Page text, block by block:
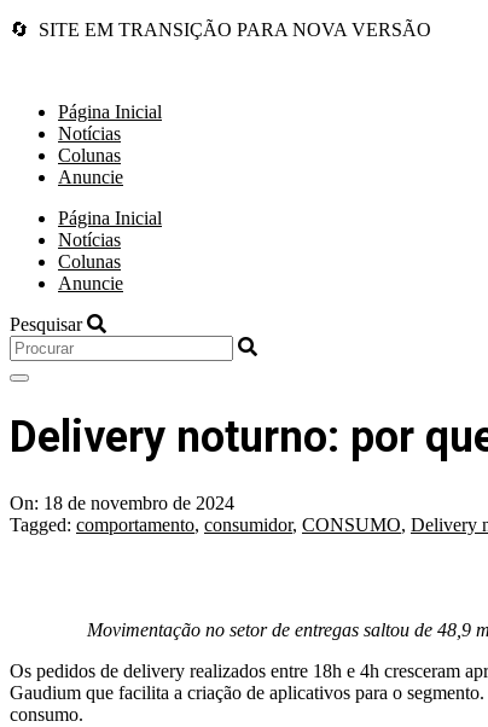
🔄 SITE EM TRANSIÇÃO PARA NOVA VERSÃO
Página Inicial
Notícias
Colunas
Anuncie
Página Inicial
Notícias
Colunas
Anuncie
Pesquisar
Delivery noturno: por
On: 18 de novembro de 2024
Tagged: comportamento, consumidor, CONSUMO, Delivery
Movimentação no setor de entregas saltou de
Os pedidos de delivery realizados entre 18h e 4h cresceram
Gaudium que facilita a criação de aplicativos para o
consumo.